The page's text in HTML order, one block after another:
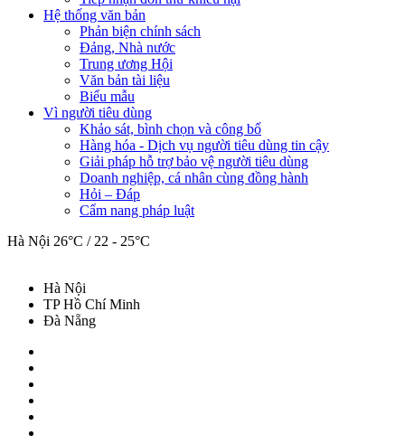
Hệ thống văn bản
Phản biện chính sách
Đảng, Nhà nước
Trung ương Hội
Văn bản tài liệu
Biểu mẫu
Vì người tiêu dùng
Khảo sát, bình chọn và công bố
Hàng hóa - Dịch vụ người tiêu dùng tin cậy
Giải pháp hỗ trợ bảo vệ người tiêu dùng
Doanh nghiệp, cá nhân cùng đồng hành
Hỏi – Đáp
Cẩm nang pháp luật
Hà Nội 26°C / 22 - 25°C
Hà Nội
TP Hồ Chí Minh
Đà Nẵng